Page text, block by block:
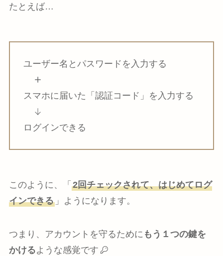
たとえば…
ユーザー名とパスワードを入力する
スマホに届いた「認証コード」を入力する
ログインできる
このように、「 2回チェックされて、はじめてログ
インできる」ようになります。
つまり、アカウントを守るために もう１つの鍵を
かけるような感覚です